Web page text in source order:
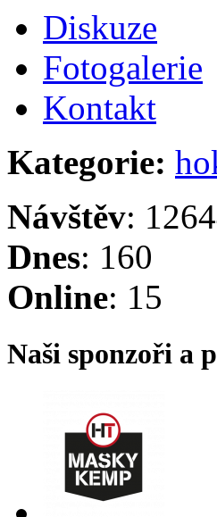
Diskuze
Fotogalerie
Kontakt
Kategorie:
Návštěv:
Dnes: 160
Online: 15
Naši sponzoři a